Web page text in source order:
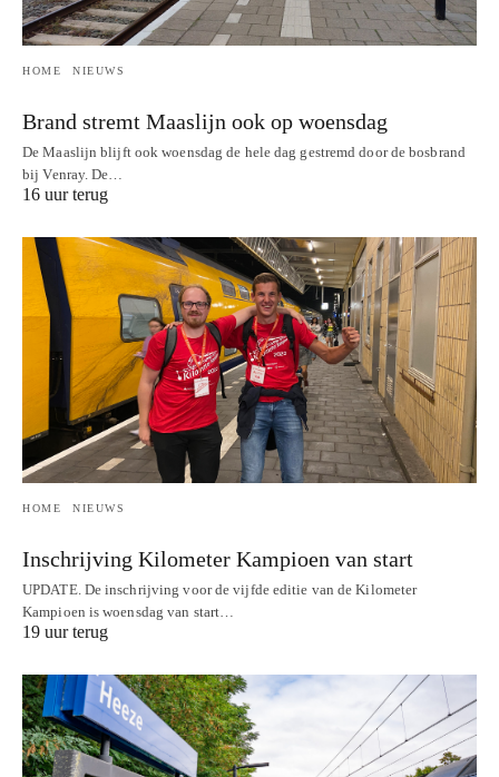
HOME NIEUWS
Brand stremt Maaslijn ook op woensdag
De Maaslijn blijft ook woensdag de hele dag gestremd door de bosbrand
bij Venray. De…
16 uur terug
HOME NIEUWS
Inschrijving Kilometer Kampioen van start
UPDATE. De inschrijving voor de vijfde editie van de Kilometer
Kampioen is woensdag van start…
19 uur terug